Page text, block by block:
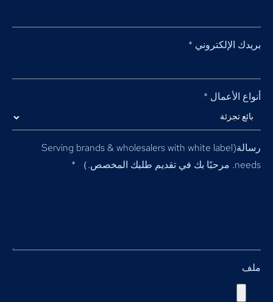
بريدك الإلكتروني*
أنواع الأعمال*
رسالة(Serving brands & wholesalers with white label
needs. مرحبًا بك في تقديم طلبك المخصص.） *
ملف